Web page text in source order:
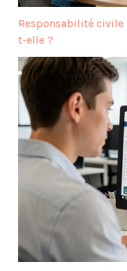
Responsabilité civile
t-elle ?